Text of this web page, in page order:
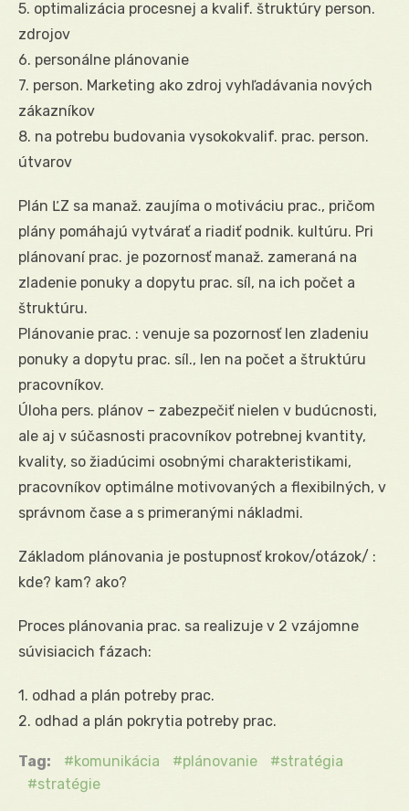
5. optimalizácia procesnej a kvalif. štruktúry person.
zdrojov
6. personálne plánovanie
7. person. Marketing ako zdroj vyhľadávania nových
zákazníkov
8. na potrebu budovania vysokokvalif. prac. person.
útvarov
Plán ĽZ sa manaž. zaujíma o motiváciu prac., pričom
plány pomáhajú vytvárať a riadiť podnik. kultúru. Pri
plánovaní prac. je pozornosť manaž. zameraná na
zladenie ponuky a dopytu prac. síl, na ich počet a
štruktúru.
Plánovanie prac. : venuje sa pozornosť len zladeniu
ponuky a dopytu prac. síl., len na počet a štruktúru
pracovníkov.
Úloha pers. plánov – zabezpečiť nielen v budúcnosti,
ale aj v súčasnosti pracovníkov potrebnej kvantity,
kvality, so žiadúcimi osobnými charakteristikami,
pracovníkov optimálne motivovaných a flexibilných, v
správnom čase a s primeranými nákladmi.
Základom plánovania je postupnosť krokov/otázok/ :
kde? kam? ako?
Proces plánovania prac. sa realizuje v 2 vzájomne
súvisiacich fázach:
1. odhad a plán potreby prac.
2. odhad a plán pokrytia potreby prac.
Tag: komunikácia plánovanie
stratégia
stratégie